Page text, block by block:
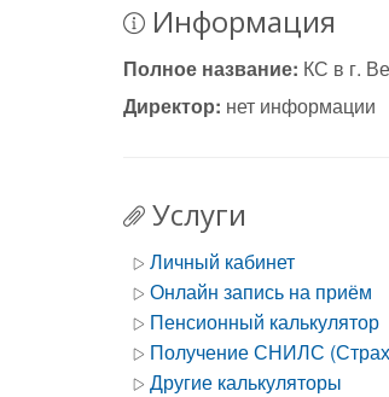
Информация
Полное название: КС в г.
Директор: нет информации
Услуги
Личный кабинет
Онлайн запись на приём
Пенсионный калькулятор
Получение СНИЛС
Другие калькуляторы